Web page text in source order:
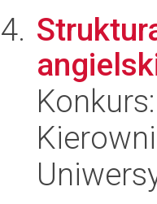
Konkurs: